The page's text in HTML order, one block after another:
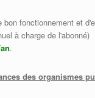
bon fonctionnement et
à charge de l'abonné)
.
des organismes